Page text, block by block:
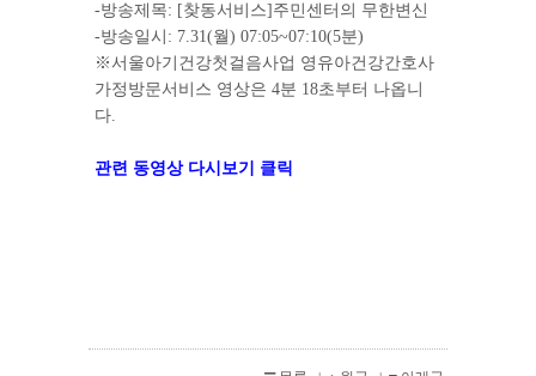
-방송제목: [찾동서비스]주민센터의 무한변신
-방송일시: 7.31(월) 07:05~07:10(5분)
※서울아기건강첫걸음사업 영유아건강간호사
가정방문서비스 영상은 4분 18초부터 나옵니
다.
관련 동영상 다시보기 클릭